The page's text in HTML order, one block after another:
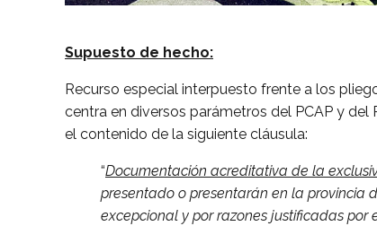
Supuesto de hecho:
Recurso especial interpuesto frente a los
centra en diversos parámetros del PCAP y
el contenido de la siguiente cláusula:
“Documentación acreditativa de la
presentado o presentarán en la provincia
excepcional y por razones justificadas